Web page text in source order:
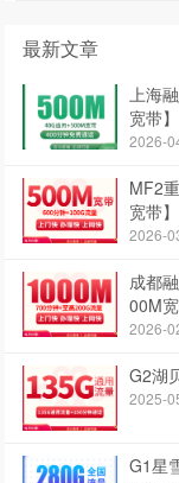
最新文章
上海
宽带】
2026-
MF2
宽带】
2026-
成都
00M宽
2026-
G2湖
2025-
G1星